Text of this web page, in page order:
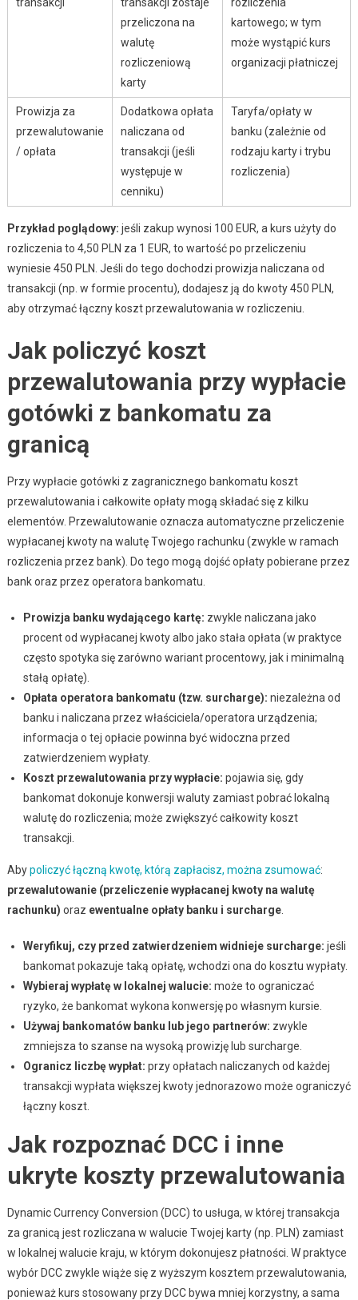
przeliczona na
walutę
rozliczeniową
karty
kartowego; w tym
może wystąpić kurs
organizacji płatniczej
Prowizja za
przewalutowanie
/ opłata
Dodatkowa opłata
naliczana od
transakcji (jeśli
występuje w
cenniku)
Taryfa/opłaty w
banku (zależnie od
rodzaju karty i trybu
rozliczenia)
Przykład poglądowy: jeśli zakup wynosi 100 EUR, a kurs użyty do
rozliczenia to 4,50 PLN za 1 EUR, to wartość po przeliczeniu
wyniesie 450 PLN. Jeśli do tego dochodzi prowizja naliczana od
transakcji (np. w formie procentu), dodajesz ją do kwoty 450 PLN,
aby otrzymać łączny koszt przewalutowania w rozliczeniu.
Jak policzyć koszt
przewalutowania przy wypłacie
gotówki z bankomatu za
granicą
Przy wypłacie gotówki z zagranicznego bankomatu koszt
przewalutowania i całkowite opłaty mogą składać się z kilku
elementów. Przewalutowanie oznacza automatyczne przeliczenie
wypłacanej kwoty na walutę Twojego rachunku (zwykle w ramach
rozliczenia przez bank). Do tego mogą dojść opłaty pobierane przez
bank oraz przez operatora bankomatu.
Prowizja banku wydającego kartę: zwykle naliczana jako
procent od wypłacanej kwoty albo jako stała opłata (w praktyce
często spotyka się zarówno wariant procentowy, jak i minimalną
stałą opłatę).
Opłata operatora bankomatu (tzw. surcharge): niezależna od
banku i naliczana przez właściciela/operatora urządzenia;
informacja o tej opłacie powinna być widoczna przed
zatwierdzeniem wypłaty.
Koszt przewalutowania przy wypłacie: pojawia się, gdy
bankomat dokonuje konwersji waluty zamiast pobrać lokalną
walutę do rozliczenia; może zwiększyć całkowity koszt
transakcji.
Abypoliczyć łączną kwotę, którą zapłacisz, można zsumować:
przewalutowanie (przeliczenie wypłacanej kwoty na walutę
rachunku) oraz ewentualne opłaty banku i surcharge.
Weryfikuj, czy przed zatwierdzeniem widnieje surcharge: jeśli
bankomat pokazuje taką opłatę, wchodzi ona do kosztu wypłaty.
Wybieraj wypłatę w lokalnej walucie: może to ograniczać
ryzyko, że bankomat wykona konwersję po własnym kursie.
Używaj bankomatów banku lub jego partnerów: zwykle
zmniejsza to szanse na wysoką prowizję lub surcharge.
Ogranicz liczbę wypłat: przy opłatach naliczanych od każdej
transakcji wypłata większej kwoty jednorazowo może ograniczyć
łączny koszt.
Jak rozpoznać DCC i inne
ukryte koszty przewalutowania
Dynamic Currency Conversion (DCC) to usługa, w której transakcja
za granicą jest rozliczana w walucie Twojej karty (np. PLN) zamiast
w lokalnej walucie kraju, w którym dokonujesz płatności. W praktyce
wybór DCC zwykle wiąże się z wyższym kosztem przewalutowania,
ponieważ kurs stosowany przy DCC bywa mniej korzystny, a sama